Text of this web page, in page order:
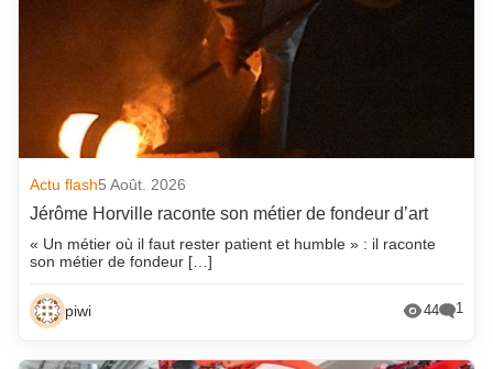
Actu flash5 Août. 2026
Jérôme Horville raconte son métier de fondeur d’art
« Un métier où il faut rester patient et humble » : il raconte
son métier de fondeur […]
piwi 44 1